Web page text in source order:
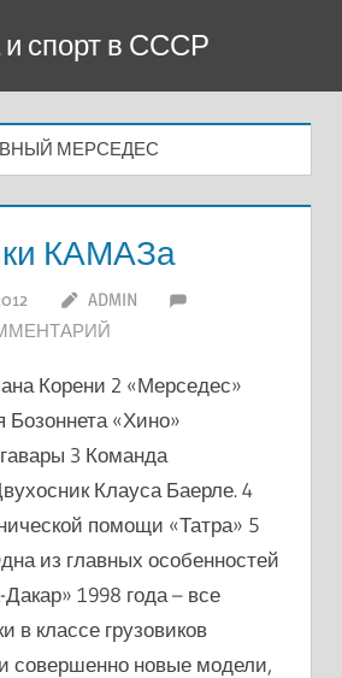
и спорт в СССР
МЕРСЕДЕС
КАМАЗа
ADMIN
Корени 2 «Мерседес»
Бозоннета «Хино»
3 Команда
Клауса Баерле. 4
помощи «Татра» 5
из главных особенностей
1998 года – все
в классе грузовиков
совершенно новые модели,